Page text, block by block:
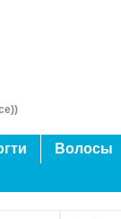
Волосы